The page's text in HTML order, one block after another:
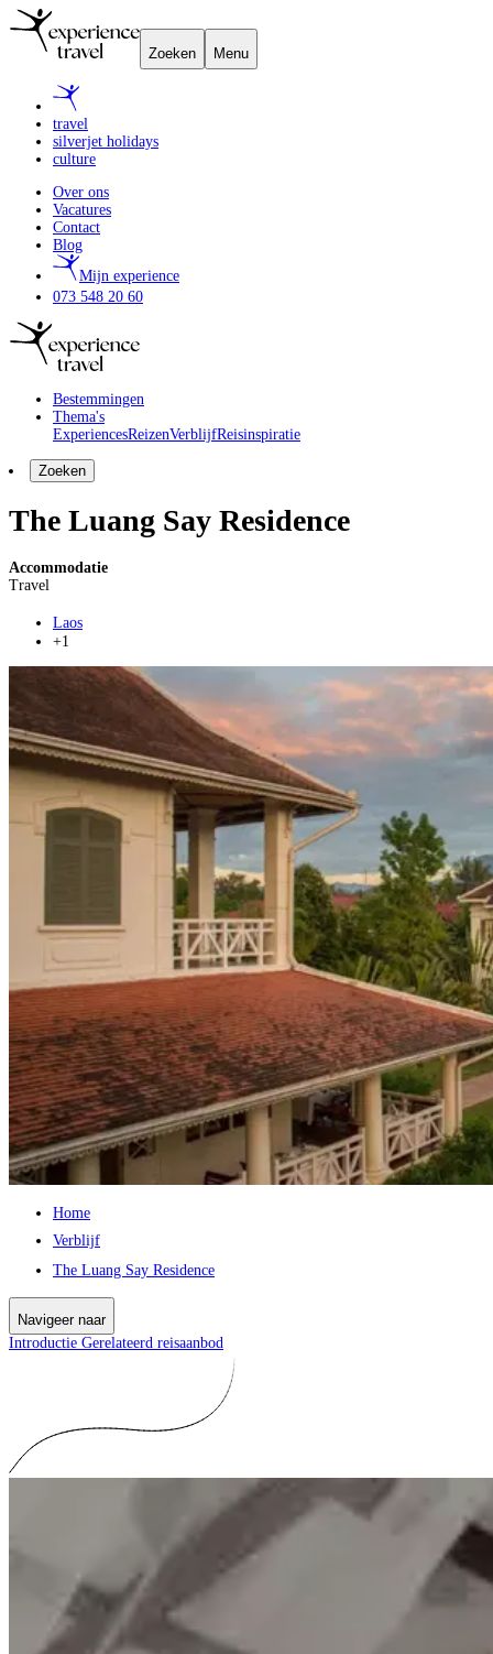
Zoeken Menu
travel
silverjet holidays
culture
Over ons
Vacatures
Contact
Blog
Mijn experience
073 548 20 60
Bestemmingen
Thema's
ExperiencesReizenVerblijfReisinspiratie
Zoeken
The Luang Say Residence
Accommodatie
Travel
Laos
+1
Home
Verblijf
The Luang Say Residence
Navigeer naar
Introductie Gerelateerd reisaanbod